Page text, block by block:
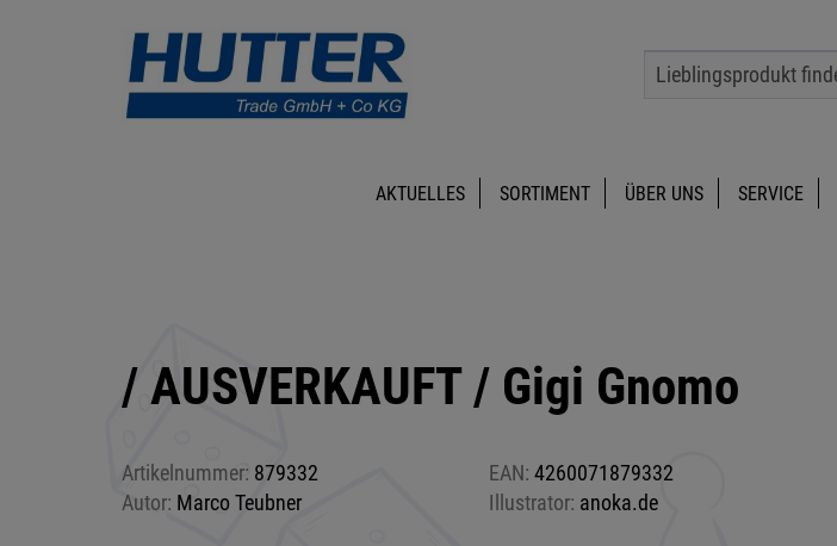
AKTUELLES SORTIMENT ÜBER UNS SERVICE
/ AUSVERKAUFT / Gigi Gnomo
Artikelnummer: 879332 EAN: 4260071879332
Autor: Marco Teubner Illustrator: anoka.de